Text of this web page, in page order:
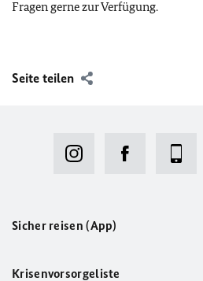
Fragen gerne zur Verfügung.
Seite teilen
Sicher reisen (App)
Krisenvorsorgeliste